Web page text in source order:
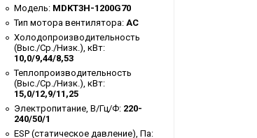
Модель: MDKT3H-1200G70
Тип мотора вентилятора: AC
Холодопроизводительность
(Выс./Ср./Низк.), кВт:
10,0/9,44/8,53
Теплопроизводительность
(Выс./Ср./Низк.), кВт:
15,0/12,9/11,25
Электропитание, В/Гц/Ф: 220-
240/50/1
ESP (статическое давление), Па: